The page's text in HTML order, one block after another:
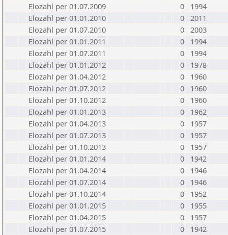
Elozahl per 01.07.2009
0
1994
Elozahl per 01.01.2010
0 2011
Elozahl per 01.07.2010
0 2003
Elozahl per 01.01.2011
0
1994
Elozahl per 01.07.2011
0
1994
Elozahl per 01.01.2012
0
1978
Elozahl per 01.04.2012
0
1960
Elozahl per 01.07.2012
0
1960
Elozahl per 01.10.2012
0
1960
Elozahl per 01.01.2013
0
1962
Elozahl per 01.04.2013
0
1957
Elozahl per 01.07.2013
0
1957
Elozahl per 01.10.2013
0
1957
Elozahl per 01.01.2014
0
1942
Elozahl per 01.04.2014
0
1946
Elozahl per 01.07.2014
0
1946
Elozahl per 01.10.2014
0
1952
Elozahl per 01.01.2015
0
1955
Elozahl per 01.04.2015
0
1957
Elozahl per 01.07.2015
0
1942